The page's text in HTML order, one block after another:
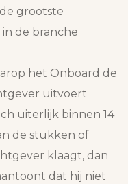
grootste
de branche
het Onboard de
uitvoert
uiterlijk binnen 14
de stukken of
klaagt, dan
dat hij niet